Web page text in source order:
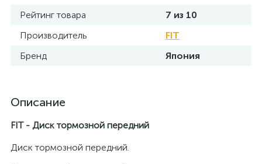
Рейтинг товара
7 из 10
Производитель
FIT
Бренд
Япония
Описание
FIT - Диск тормозной передний
Диск тормозной передний.